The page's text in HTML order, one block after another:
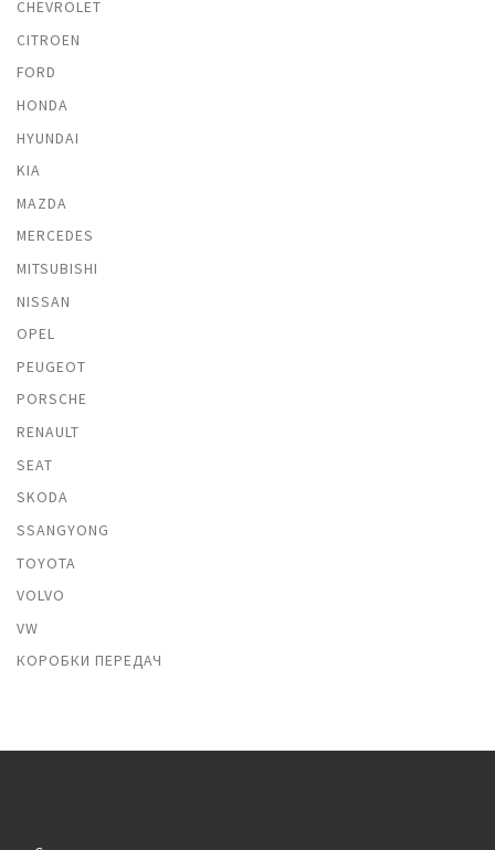
CHEVROLET
CITROEN
FORD
HONDA
HYUNDAI
KIA
MAZDA
MERCEDES
MITSUBISHI
NISSAN
OPEL
PEUGEOT
PORSCHE
RENAULT
SEAT
SKODA
SSANGYONG
TOYOTA
VOLVO
VW
КОРОБКИ ПЕРЕДАЧ